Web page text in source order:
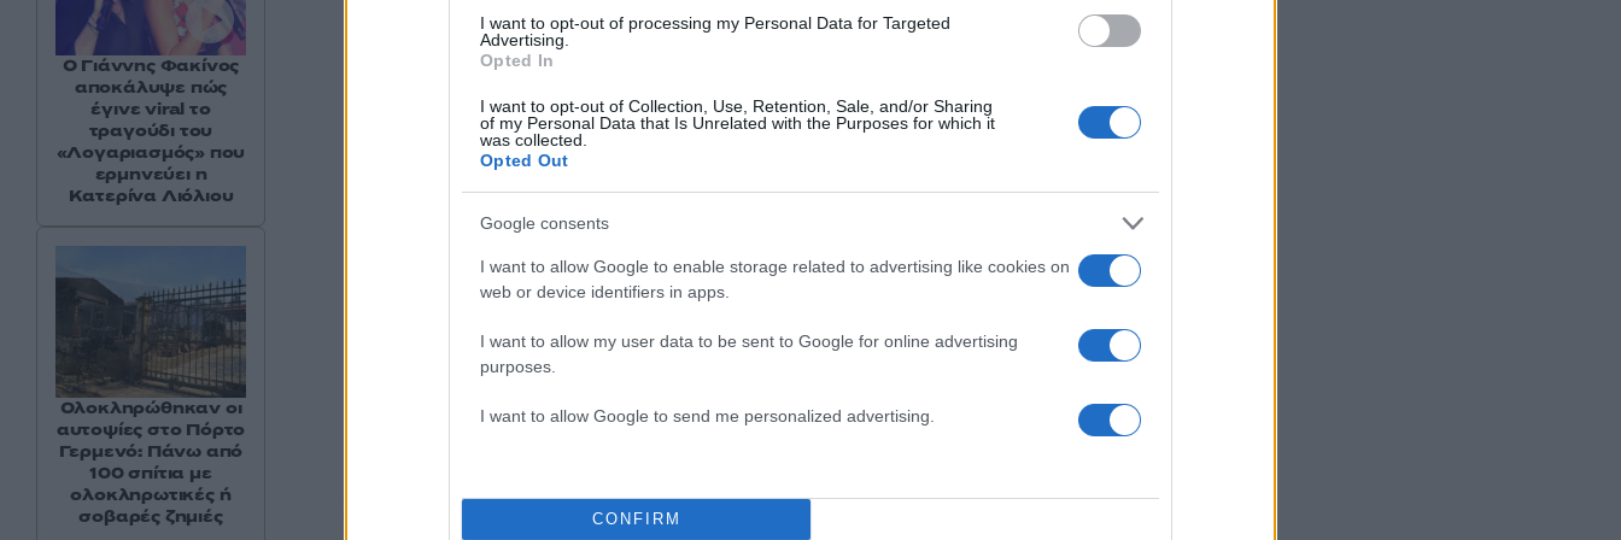
I want to opt-out of processing my Personal Data for Targeted
Advertising.
Opted In
I want to opt-out of Collection, Use, Retention, Sale, and/or Sharing
of my Personal Data that Is Unrelated with the Purposes for which it
was collected.
Opted Out
Google consents
I want to allow Google to enable storage related to advertising like cookies on
web or device identifiers in apps.
I want to allow my user data to be sent to Google for online advertising
purposes.
I want to allow Google to send me personalized advertising.
CONFIRM
Στην περίμετρο του δαχτυλιδιού είναι χαραγμέναόλα τα προηγούμενα
Ο Γιάννης Φακίνος
αποκάλυψε πώς
έγινε viral το
τραγούδι του
«Λογαριασμός» που
ερμηνεύει η
Κατερίνα Λιόλιου
Ολοκληρώθηκαν οι
αυτοψίες στο Πόρτο
Γερμενό: Πάνω από
100 σπίτια με
ολοκληρωτικές ή
σοβαρές ζημιές